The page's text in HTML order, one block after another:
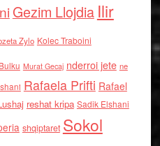
Gezim Llojdia Ilir
Zylo Kolec Traboini
Murat Gecaj nderroi jete ne
Rafaela Prifti Rafael
reshat kripa Sadik Elshani
shqiptaret Sokol